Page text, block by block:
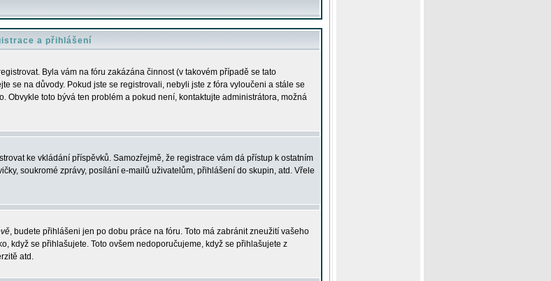
a přihlášení
Byla vám na fóru zakázána činnost (v takovém případě se tato
se na důvody. Pokud jste se registrovali, nebyli jste z fóra vyloučeni a stále se
toto bývá ten problém a pokud není, kontaktujte administrátora, možná
ke vkládání příspěvků. Samozřejmě, že registrace vám dá přístup k ostatním
soukromé zprávy, posílání e-mailů uživatelům, přihlášení do skupin, atd. Vřele
, budete přihlášeni jen po dobu práce na fóru. Toto má zabránit zneužití vašeho
když se přihlašujete. Toto ovšem nedoporučujeme, když se přihlašujete z
atd.